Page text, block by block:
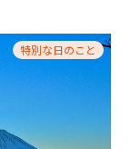
特別な日のこと